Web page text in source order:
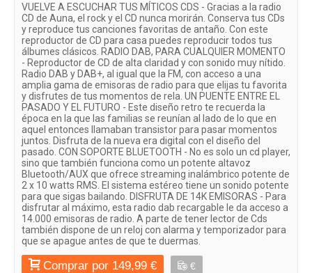
VUELVE A ESCUCHAR TUS MÍTICOS CDS - Gracias a la radio
CD de Auna, el rock y el CD nunca morirán. Conserva tus CDs
y reproduce tus canciones favoritas de antaño. Con este
reproductor de CD para casa puedes reproducir todos tus
álbumes clásicos. RADIO DAB, PARA CUALQUIER MOMENTO
- Reproductor de CD de alta claridad y con sonido muy nítido.
Radio DAB y DAB+, al igual que la FM, con acceso a una
amplia gama de emisoras de radio para que elijas tu favorita
y disfrutes de tus momentos de rela. UN PUENTE ENTRE EL
PASADO Y EL FUTURO - Este diseño retro te recuerda la
época en la que las familias se reunían al lado de lo que en
aquel entonces llamaban transistor para pasar momentos
juntos. Disfruta de la nueva era digital con el diseño del
pasado. CON SOPORTE BLUETOOTH - No es solo un cd player,
sino que también funciona como un potente altavoz
Bluetooth/AUX que ofrece streaming inalámbrico potente de
2 x 10 watts RMS. El sistema estéreo tiene un sonido potente
para que sigas bailando. DISFRUTA DE 14K EMISORAS - Para
disfrutar al máximo, esta radio dab recargable le da acceso a
14.000 emisoras de radio. A parte de tener lector de Cds
también dispone de un reloj con alarma y temporizador para
que se apague antes de que te duermas.
Comprar por 149,99 € €